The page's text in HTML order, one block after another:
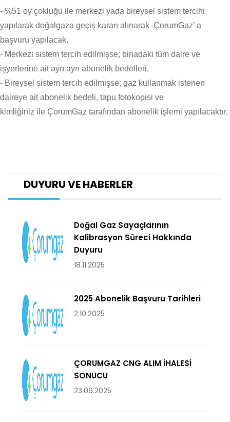
- %51 oy çokluğu ile merkezi yada bireysel sistem tercihi
yapılarak doğalgaza geçiş kararı alınarak ÇorumGaz’ a
başvuru yapılacak.
- Merkezi sistem tercih edilmişse; binadaki tüm daire ve
işyerlerine ait ayrı ayrı abonelik bedelleri,
- Bireysel sistem tercih edilmişse; gaz kullanmak istenen
daireye ait abonelik bedeli, tapu fotokopisi ve
kimliğiniz ile ÇorumGaz tarafından abonelik işlemi yapılacaktır.
DUYURU VE HABERLER
Doğal Gaz Sayaçlarının
Kalibrasyon Süreci Hakkında
Duyuru
18.11.2025
2025 Abonelik Başvuru Tarihleri
2.10.2025
ÇORUMGAZ CNG ALIM İHALESİ
SONUCU
23.09.2025